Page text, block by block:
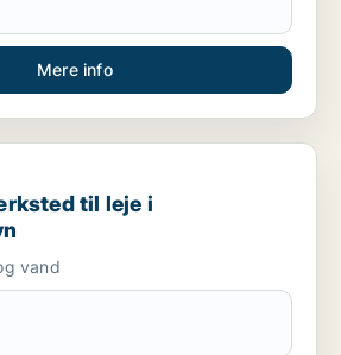
Mere info
til leje i Storkøbenhavn
til leje i
vand